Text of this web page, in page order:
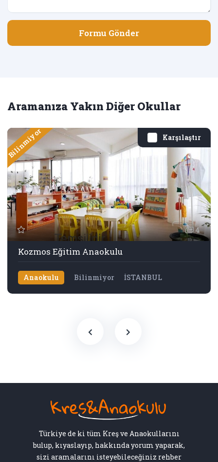
Formu Gönder
Aramanıza Yakın Diğer Okullar
Karşılaştır
Bilinmiyor
4
Kozmos Eğitim Anaokulu
Anaokulu Bilinmiyor İSTANBUL
Türkiye de ki tüm Kreş ve Anaokullarını
bulup, kıyaslayıp, hakkında yorum yaparak,
sizi aramalarını isteyebileceğiniz rehber